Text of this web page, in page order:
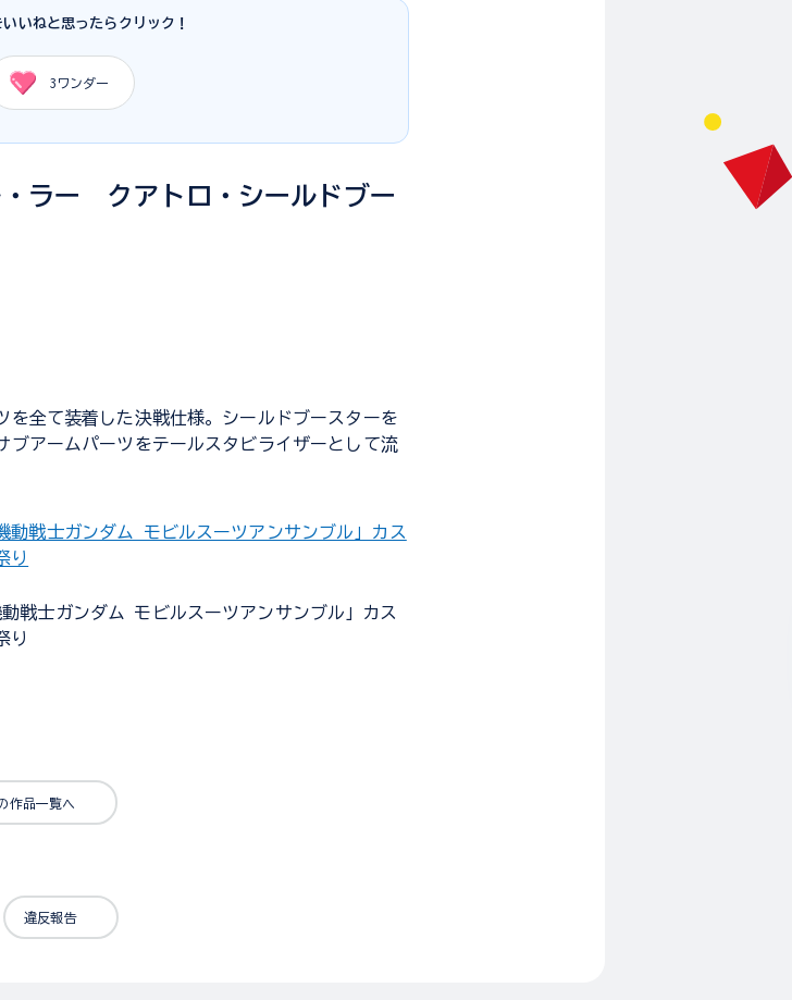
いねと思ったらクリック！
3 ワンダー
ラー クアトロ・シールドブー
を全て装着した決戦仕様。シールドブースターを
ブアームパーツをテールスタビライザーとして流
動戦士ガンダム モビルスーツアンサンブル」カス
り
動戦士ガンダム モビルスーツアンサンブル」カス
り
作品一覧へ
違反報告